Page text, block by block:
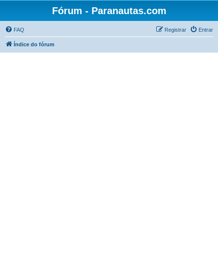
Fórum - Paranautas.com
FAQ Entrar
Registrar
Índice do fórum